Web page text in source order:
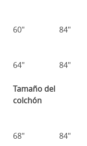
60" 84"
64" 84"
Tamaño del
colchón
68" 84"